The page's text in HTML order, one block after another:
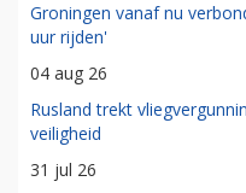
Groningen vanaf nu
uur rijden'
04 aug 26
Rusland trekt
veiligheid
31 jul 26